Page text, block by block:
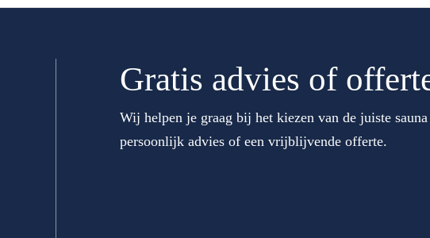
Gratis advies of
Wij helpen je graag bij het kiezen van de juiste
persoonlijk advies of een vrijblijvende offerte.